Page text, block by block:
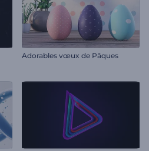
Adorables vœux de Pâques